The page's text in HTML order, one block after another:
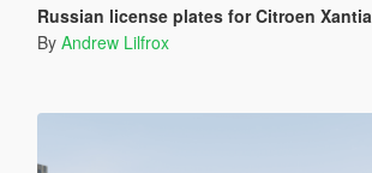
Russian license plates for Citroen Xantia
By Andrew Lilfrox